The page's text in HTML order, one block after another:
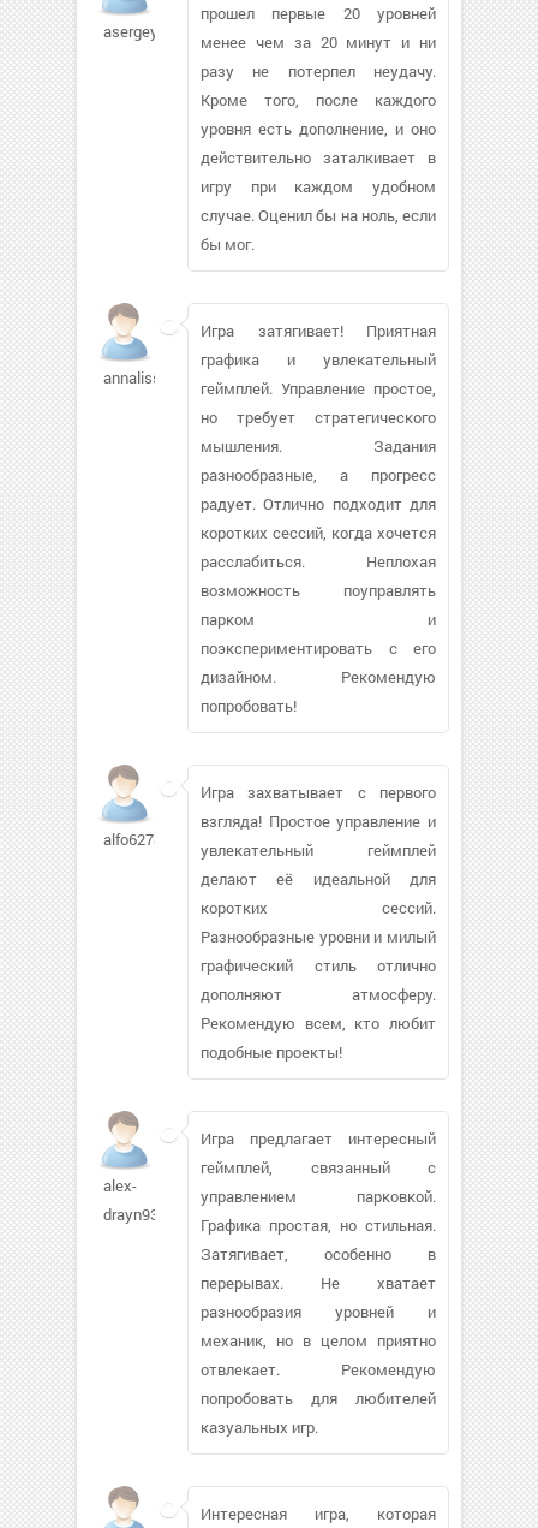
asergey
прошел первые 20 уровней
менее чем за 20 минут и ни
разу не потерпел неудачу.
Кроме того, после каждого
уровня есть дополнение, и оно
действительно заталкивает в
игру при каждом удобном
случае. Оценил бы на ноль, если
бы мог.
annalissau120
Игра затягивает! Приятная
графика и увлекательный
геймплей. Управление простое,
но требует стратегического
мышления. Задания
разнообразные, а прогресс
радует. Отлично подходит для
коротких сессий, когда хочется
расслабиться. Неплохая
возможность поуправлять
парком и
поэкспериментировать с его
дизайном. Рекомендую
попробовать!
alfo62787
Игра захватывает с первого
взгляда! Простое управление и
увлекательный геймплей
делают её идеальной для
коротких сессий.
Разнообразные уровни и милый
графический стиль отлично
дополняют атмосферу.
Рекомендую всем, кто любит
подобные проекты!
alex-
drayn937
Игра предлагает интересный
геймплей, связанный с
управлением парковкой.
Графика простая, но стильная.
Затягивает, особенно в
перерывах. Не хватает
разнообразия уровней и
механик, но в целом приятно
отвлекает. Рекомендую
попробовать для любителей
казуальных игр.
Интересная игра, которая